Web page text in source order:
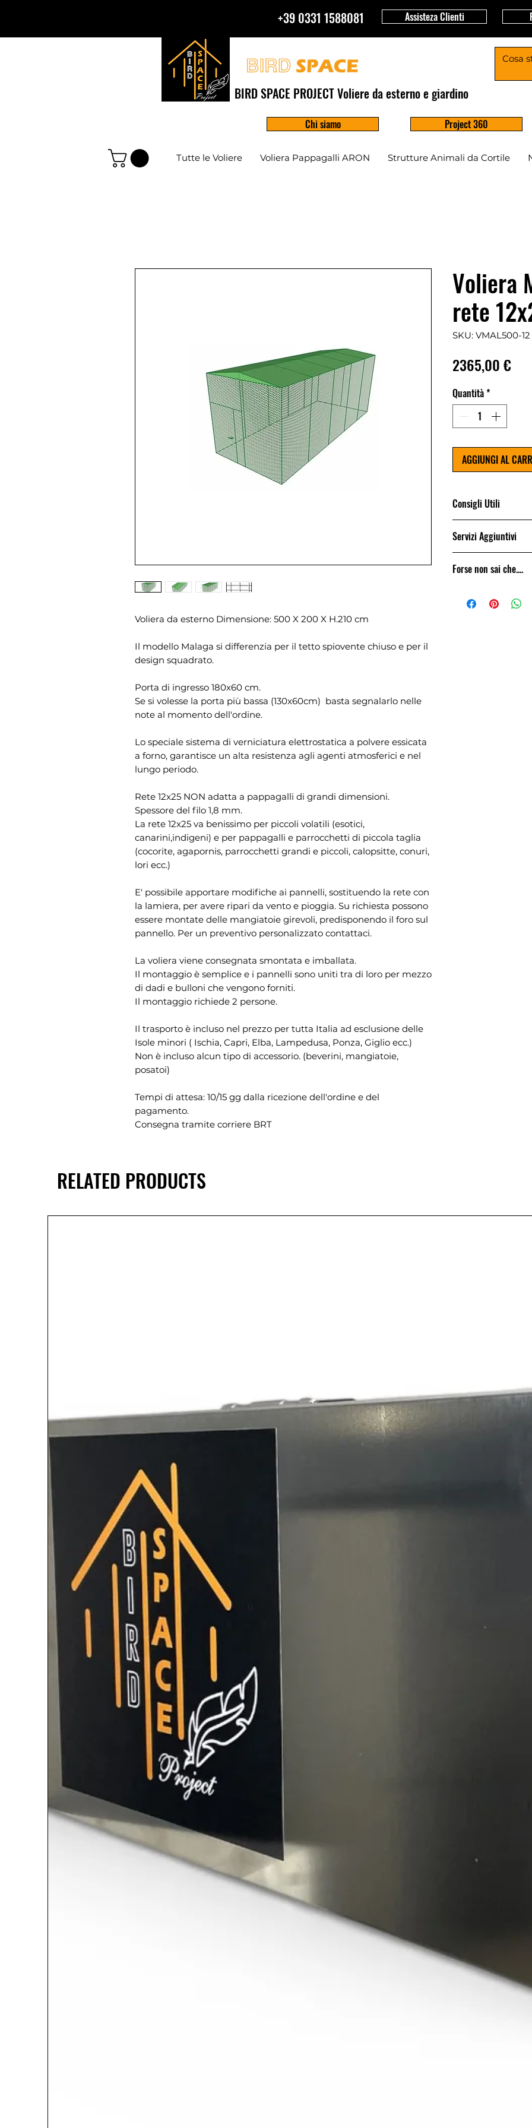
+39 0331 1588081 Assisteza Clienti
BIRD SPACE PROJECT Voliere da esterno e giardino
Chi siamo Project 360
Tutte le Voliere Voliera Pappagalli ARON Strutture Animali da Cortile
Voliera da esterno Dimensione: 500 X 200 X H.210 cm
Il modello Malaga si differenzia per il tetto spiovente chiuso e per il
design squadrato.
Porta di ingresso 180x60 cm.
Se si volesse la porta più bassa (130x60cm) basta segnalarlo nelle
note al momento dell'ordine.
Lo speciale sistema di verniciatura elettrostatica a polvere essicata
a forno, garantisce un alta resistenza agli agenti atmosferici e nel
lungo periodo.
Rete 12x25 NON adatta a pappagalli di grandi dimensioni.
Spessore del filo 1,8 mm.
La rete 12x25 va benissimo per piccoli volatili (esotici,
canarini,indigeni) e per pappagalli e parrocchetti di piccola taglia
(cocorite, agapornis, parrocchetti grandi e piccoli, calopsitte, conuri,
lori ecc.)
E' possibile apportare modifiche ai pannelli, sostituendo la rete con
la lamiera, per avere ripari da vento e pioggia. Su richiesta possono
essere montate delle mangiatoie girevoli, predisponendo il foro sul
pannello. Per un preventivo personalizzato contattaci.
La voliera viene consegnata smontata e imballata.
Il montaggio è semplice e i pannelli sono uniti tra di loro per mezzo
di dadi e bulloni che vengono forniti.
Il montaggio richiede 2 persone.
Il trasporto è incluso nel prezzo per tutta Italia ad esclusione delle
Isole minori ( Ischia, Capri, Elba, Lampedusa, Ponza, Giglio ecc.)
Non è incluso alcun tipo di accessorio. (beverini, mangiatoie,
posatoi)
Tempi di attesa: 10/15 gg dalla ricezione dell'ordine e del
pagamento.
Consegna tramite corriere BRT
Voliera
rete
SKU: VMAL500-12
2365,00 €
Quantità*
AGGIUNGI AL
Consigli Utili
terreno, ma
un piano di
cemento, oppure
cordoli in
Servizi Aggiuntivi
montaggio, della
tecnico, con
necessari al
Forse non sai che....
siamo in
RELATED PRODUCTS